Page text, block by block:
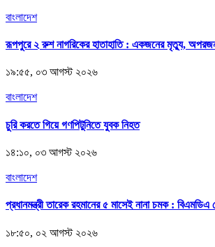
বাংলাদেশ
রূপপুরে ২ রুশ নাগরিকের হাতাহাতি : একজনের মৃত্যু,
১৯:৫৫, ০৩ আগস্ট ২০২৬
বাংলাদেশ
চুরি করতে গিয়ে গণপিটুনিতে যুবক নিহত
১৪:১০, ০৩ আগস্ট ২০২৬
বাংলাদেশ
প্রধানমন্ত্রী তারেক রহমানের ৫ মাসেই নানা চমক : বিএমডিএ
১৮:৫০, ০২ আগস্ট ২০২৬